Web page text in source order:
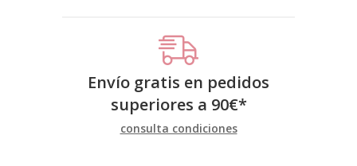
Envío gratis en pedidos
superiores a 90€*
consulta condiciones